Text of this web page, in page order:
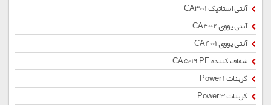
آنتی استاتیک CA3001
آنتی یووی CA4002
آنتی یووی CA4001
شفاف کننده CA5019 PE
کربنات Power 1
کربنات Power 3